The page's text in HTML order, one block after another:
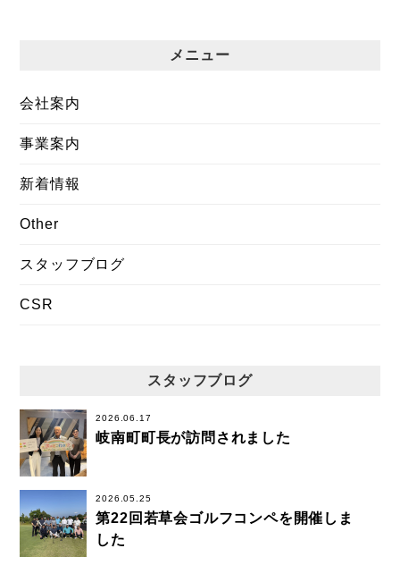
メニュー
会社案内
事業案内
新着情報
Other
スタッフブログ
CSR
スタッフブログ
2026.06.17
岐南町町長が訪問されました
2026.05.25
第22回若草会ゴルフコンペを開催しま
した